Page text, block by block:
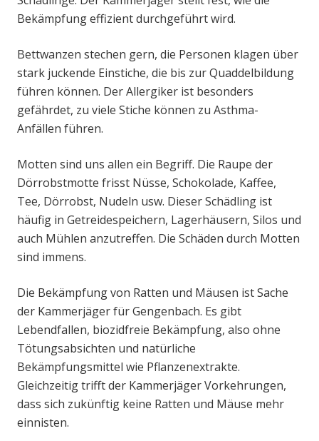
Bekämpfung effizient durchgeführt wird.
Bettwanzen stechen gern, die Personen klagen über
stark juckende Einstiche, die bis zur Quaddelbildung
führen können. Der Allergiker ist besonders
gefährdet, zu viele Stiche können zu Asthma-
Anfällen führen.
Motten sind uns allen ein Begriff. Die Raupe der
Dörrobstmotte frisst Nüsse, Schokolade, Kaffee,
Tee, Dörrobst, Nudeln usw. Dieser Schädling ist
häufig in Getreidespeichern, Lagerhäusern, Silos und
auch Mühlen anzutreffen. Die Schäden durch Motten
sind immens.
Die Bekämpfung von Ratten und Mäusen ist Sache
der Kammerjäger für Gengenbach. Es gibt
Lebendfallen, biozidfreie Bekämpfung, also ohne
Tötungsabsichten und natürliche
Bekämpfungsmittel wie Pflanzenextrakte.
Gleichzeitig trifft der Kammerjäger Vorkehrungen,
dass sich zukünftig keine Ratten und Mäuse mehr
einnisten.